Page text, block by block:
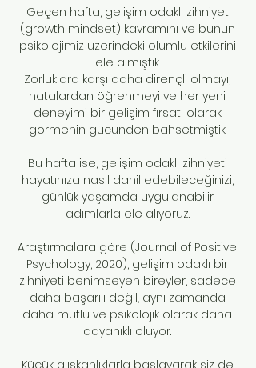
Geçen hafta, gelişim odaklı zihniyet
(growth mindset) kavramını ve bunun
psikolojimiz üzerindeki olumlu etkilerini
ele almıştık.
Zorluklara karşı daha dirençli olmayı,
hatalardan öğrenmeyi ve her yeni
deneyimi bir gelişim fırsatı olarak
görmenin gücünden bahsetmiştik.
Bu hafta ise, gelişim odaklı zihniyeti
hayatınıza nasıl dahil edebileceğinizi,
günlük yaşamda uygulanabilir
adımlarla ele alıyoruz.
Araştırmalara göre (Journal of Positive
Psychology, 2020), gelişim odaklı bir
zihniyeti benimseyen bireyler, sadece
daha başarılı değil, aynı zamanda
daha mutlu ve psikolojik olarak daha
dayanıklı oluyor.
Küçük alışkanlıklarla başlayarak siz de